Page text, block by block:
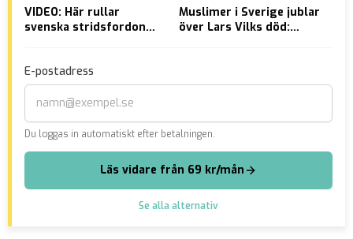
VIDEO: Här rullar
svenska stridsfordon
Muslimer i Sverige jublar
över Lars Vilks död:
E-postadress
Du loggas in automatiskt efter betalningen.
Läs vidare från 69 kr/mån
Se alla alternativ